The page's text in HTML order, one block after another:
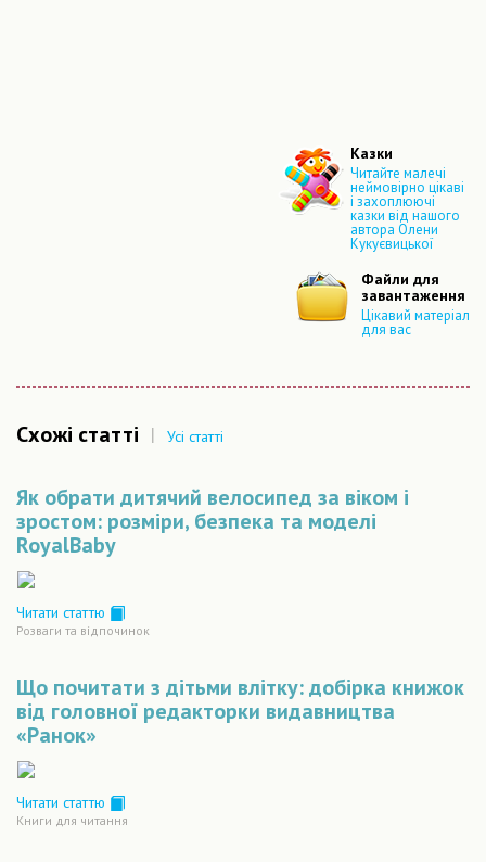
Казки
Читайте малечі
неймовірно цікаві
і захоплюючі
казки від нашого
автора Олени
Кукуєвицької
Файли для
завантаження
Цікавий матеріал
для вас
Схожі статті | Усі статті
Як обрати дитячий велосипед за віком і
зростом: розміри, безпека та моделі
RoyalBaby
Читати статтю
Розваги та відпочинок
Що почитати з дітьми влітку: добірка книжок
від головної редакторки видавництва
«Ранок»
Читати статтю
Книги для читання